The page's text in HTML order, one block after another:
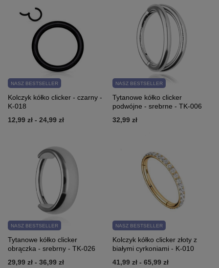
NASZ BESTSELLER
Kolczyk kółko clicker - czarny -
K-018
12,99 zł - 24,99 zł
NASZ BESTSELLER
Tytanowe kółko clicker
podwójne - srebrne - TK-006
32,99 zł
NASZ BESTSELLER
Tytanowe kółko clicker
obrączka - srebrny - TK-026
29,99 zł - 36,99 zł
NASZ BESTSELLER
Kolczyk kółko clicker złoty z
białymi cyrkoniami - K-010
41,99 zł - 65,99 zł